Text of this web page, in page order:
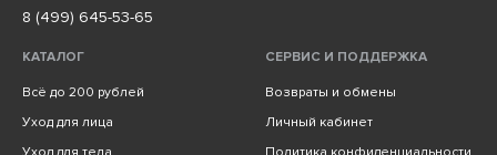
8 (499) 645-53-65
КАТАЛОГ
Всё до 200 рублей
Уход для лица
СЕРВИС И ПОДДЕРЖКА
Возвраты и обмены
Личный кабинет